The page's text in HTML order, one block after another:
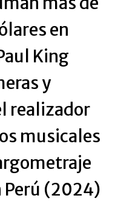
en
King
y
realizador
musicales
Perú (2024)